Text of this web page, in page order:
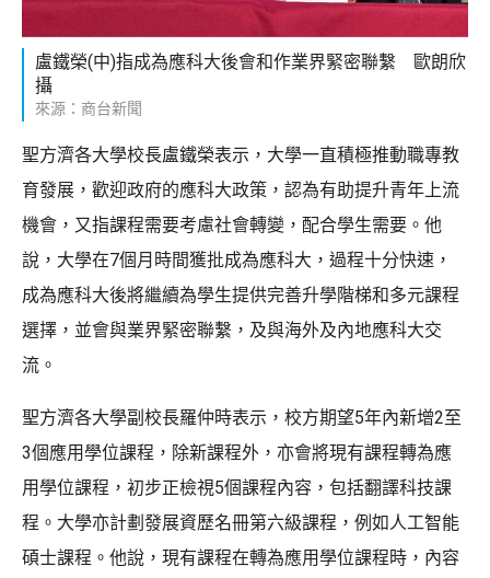
盧鐵榮(中)指成為應科大後會和作業界緊密聯繫 歐朗欣
攝
來源：商台新聞
聖方濟各大學校長盧鐵榮表示，大學一直積極推動職專教
育發展，歡迎政府的應科大政策，認為有助提升青年上流
機會，又指課程需要考慮社會轉變，配合學生需要。他
說，大學在7個月時間獲批成為應科大，過程十分快速，
成為應科大後將繼續為學生提供完善升學階梯和多元課程
選擇，並會與業界緊密聯繫，及與海外及內地應科大交
流。
聖方濟各大學副校長羅仲時表示，校方期望5年內新增2至
3個應用學位課程，除新課程外，亦會將現有課程轉為應
用學位課程，初步正檢視5個課程內容，包括翻譯科技課
程。大學亦計劃發展資歷名冊第六級課程，例如人工智能
碩士課程。他說，現有課程在轉為應用學位課程時，內容